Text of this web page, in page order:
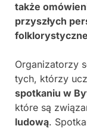
także
przyszłych
Organizatorzy
tych, którzy
spotkaniu w
które są
ludową.